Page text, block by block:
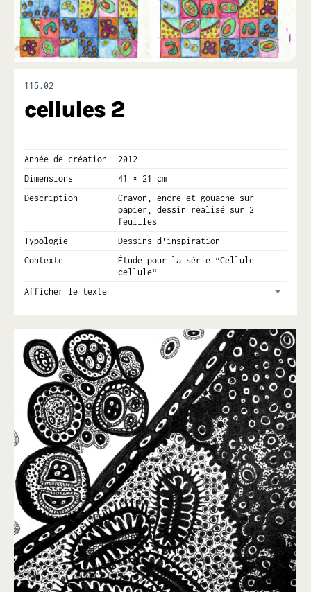
115.02
cellules 2
Année de création
2012
Dimensions
41 × 21 cm
Description
Crayon, encre et gouache sur
papier, dessin réalisé sur 2
feuilles
Typologie
Dessins d'inspiration
Contexte
Étude pour la série “Cellule
cellule“
Afficher le texte
Le dessin est d’abord un outil : il me permet de mémoriser
mes projets et de les explorer. Le dessin n’a dans ce contexte
aucun enjeu autre que de consigner une idée.
Une sculpture complexe peut partir d’un minuscule croquis,
une réflexion technique peut dévorer un demi carnet et une
réflexion sur un “décor“ peut donner lieu à un “joli“ dessin.
Le dessin a une autre fonction tout aussi essentielle pour
moi : il est mon interface avec le monde qui m’entoure. Je
dessine ma famille, les gens dans les cafés, les voyageurs
endormis des trains, les œuvres dans les musées... Le dessin
me permet de m’approprier l’âme des lieux, des choses et
des gens. La qualité du trait est pour ces dessins essentielle.
Et puis, il y a encore d’autres dessins : des dessins pour le
dessin, occupations compulsives tout autant de l’esprit que
de la main, tournées vers l’idée de la composition plus que
du trait. Et les dessins présentés ici en sont l’illustration.